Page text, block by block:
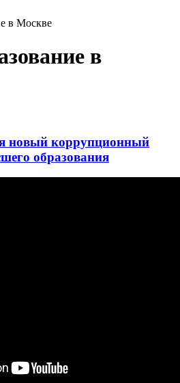
в Москве
в
новый коррупционный
образования